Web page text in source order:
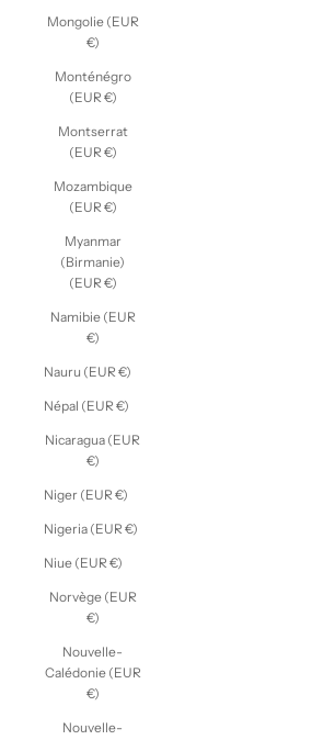
Mongolie (EUR
€)
Monténégro
(EUR €)
Montserrat
(EUR €)
Mozambique
(EUR €)
Myanmar
(Birmanie)
(EUR €)
Namibie (EUR
€)
Nauru (EUR €)
Népal (EUR €)
Nicaragua (EUR
€)
Niger (EUR €)
Nigeria (EUR €)
Niue (EUR €)
Norvège (EUR
€)
Nouvelle-
Calédonie (EUR
€)
Nouvelle-